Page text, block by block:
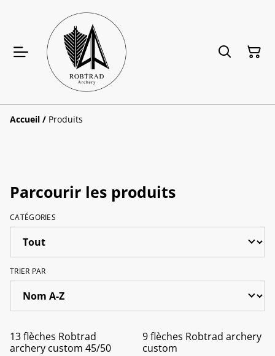
Accueil / Produits
Parcourir les produits
CATÉGORIES
TRIER PAR
13 flèches Robtrad
archery custom 45/50
9 flèches Robtrad archery
custom